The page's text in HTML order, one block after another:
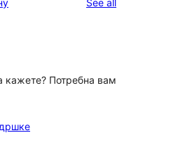
кажете? Потребна вам